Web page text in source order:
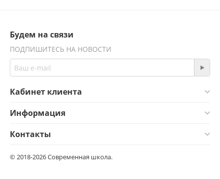
Будем на связи
ПОДПИШИТЕСЬ НА НОВОСТИ
Кабинет клиента
Информация
Контакты
© 2018-2026 Современная школа.